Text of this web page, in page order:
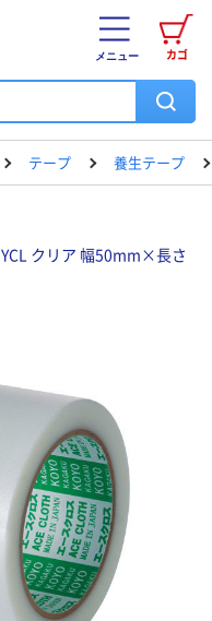
カゴ
メニュー
テープ 養生テープ
YCL クリア 幅50mm×長さ